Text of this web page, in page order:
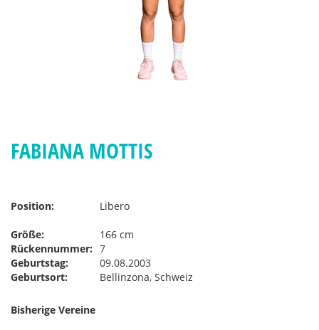
FABIANA MOTTIS
Position: Libero
Größe:
166 cm
Rückennummer: 7
Geburtstag:
09.08.2003
Geburtsort:
Bellinzona, Schweiz
Bisherige Vereine